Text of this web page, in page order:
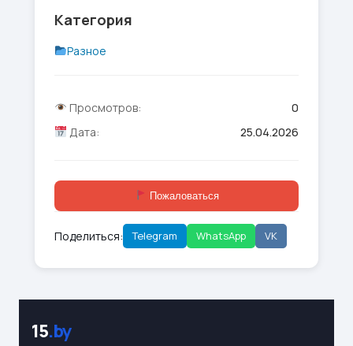
Категория
Разное
Просмотров:
0
Дата:
25.04.2026
Пожаловаться
Поделиться: Telegram WhatsApp VK
15.by